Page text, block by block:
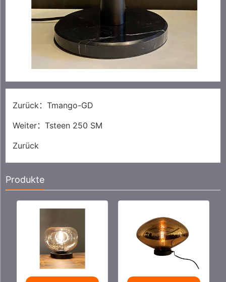
Zurück： Tmango-GD
Weiter： Tsteen 250 SM
Zurück
Produkte